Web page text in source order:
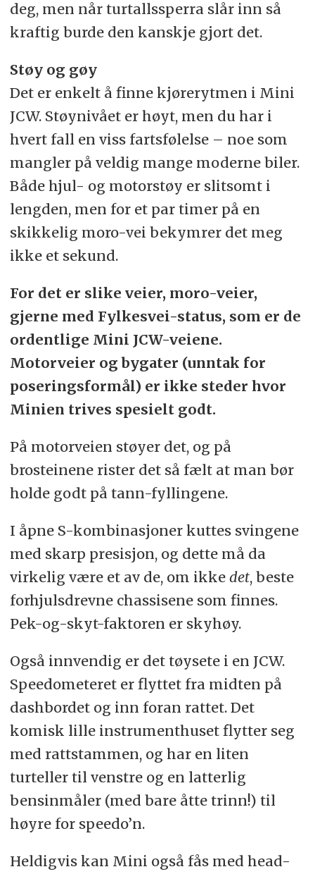
deg, men når turtallssperra slår inn så
kraftig burde den kanskje gjort det.
Støy og gøy
Det er enkelt å finne kjørerytmen i Mini
JCW. Støynivået er høyt, men du har i
hvert fall en viss fartsfølelse – noe som
mangler på veldig mange moderne biler.
Både hjul- og motorstøy er slitsomt i
lengden, men for et par timer på en
skikkelig moro-vei bekymrer det meg
ikke et sekund.
For det er slike veier, moro-veier,
gjerne med Fylkesvei-status, som er de
ordentlige Mini JCW-veiene.
Motorveier og bygater (unntak for
poseringsformål) er ikke steder hvor
Minien trives spesielt godt.
På motorveien støyer det, og på
brosteinene rister det så fælt at man bør
holde godt på tann-fyllingene.
I åpne S-kombinasjoner kuttes svingene
med skarp presisjon, og dette må da
virkelig være et av de, om ikke det, beste
forhjulsdrevne chassisene som finnes.
Pek-og-skyt-faktoren er skyhøy.
Også innvendig er det tøysete i en JCW.
Speedometeret er flyttet fra midten på
dashbordet og inn foran rattet. Det
komisk lille instrumenthuset flytter seg
med rattstammen, og har en liten
turteller til venstre og en latterlig
bensinmåler (med bare åtte trinn!) til
høyre for speedo’n.
Heldigvis kan Mini også fås med head-